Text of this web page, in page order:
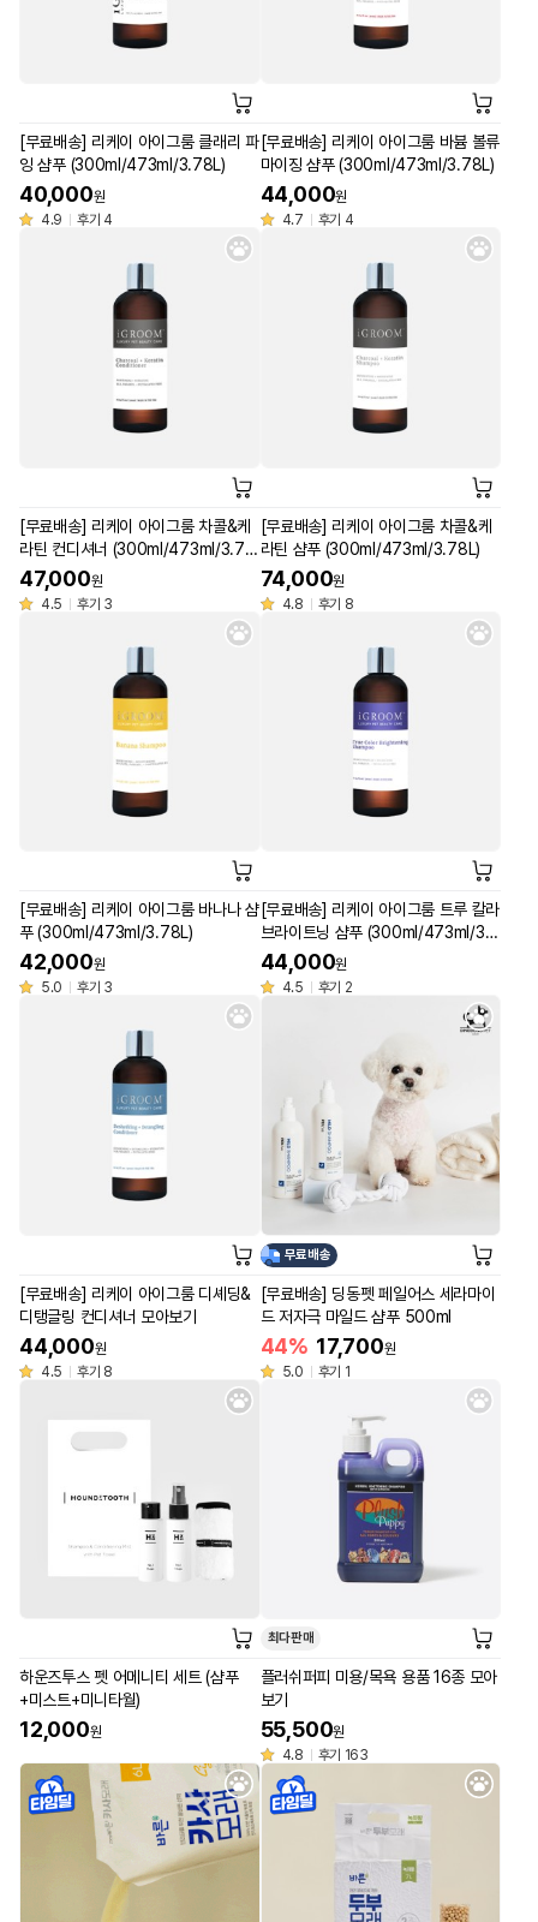
[무료배송] 리케이 아이그룸 클래리 파
잉 샴푸 (300ml/473ml/3.78L)
40,000원
4.9
후기 4
[무료배송] 리케이 아이그룸 바븀 볼류
마이징 샴푸 (300ml/473ml/3.78L)
44,000원
4.7
후기 4
[무료배송] 리케이 아이그룸 차콜&케
라틴 컨디셔너 (300ml/473ml/3.78
L)
47,000원
4.5
후기 3
[무료배송] 리케이 아이그룸 차콜&케
라틴 샴푸 (300ml/473ml/3.78L)
74,000원
4.8
후기 8
[무료배송] 리케이 아이그룸 바나나 샴
푸 (300ml/473ml/3.78L)
42,000원
5.0
후기 3
[무료배송] 리케이 아이그룸 트루 칼라
브라이트닝 샴푸 (300ml/473ml/3.7
8L)
44,000원
4.5
후기 2
[무료배송] 리케이 아이그룸 디셰딩&
디탱글링 컨디셔너 모아보기
44,000원
4.5
후기 8
무료배송
[무료배송] 딩동펫 페일어스 세라마이
드 저자극 마일드 샴푸 500ml
44% 17,700원
5.0
후기 1
하운즈투스 펫 어메니티 세트 (샴푸
+미스트+미니타월)
12,000원
최다판매
플러쉬퍼피 미용/목욕 용품 16종 모아
보기
55,500원
4.8
후기 163